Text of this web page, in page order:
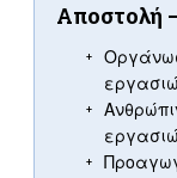
Αποστολή